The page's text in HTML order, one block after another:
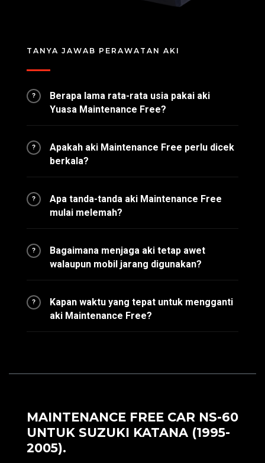
TANYA JAWAB PERAWATAN AKI
?
Berapa lama rata-rata usia pakai aki
Yuasa Maintenance Free?
?
Apakah aki Maintenance Free perlu dicek
berkala?
?
Apa tanda-tanda aki Maintenance Free
mulai melemah?
?
Bagaimana menjaga aki tetap awet
walaupun mobil jarang digunakan?
?
Kapan waktu yang tepat untuk mengganti
aki Maintenance Free?
MAINTENANCE FREE CAR NS-60
UNTUK SUZUKI KATANA (1995-
2005).